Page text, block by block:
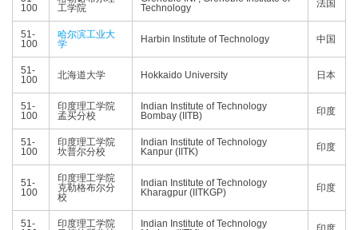
100
工学院
Technology
法国
51-
100
哈尔滨工业大
学
Harbin Institute of Technology 中国
51-
100
北海道大学 Hokkaido University 日本
51-
100
印度理工学院
孟买分校
Indian Institute of Technology
Bombay (IITB)
印度
51-
100
印度理工学院
坎普尔分校
Indian Institute of Technology
Kanpur (IITK)
印度
51-
100
印度理工学院
克勒格布尔分
校
Indian Institute of Technology
Kharagpur (IITKGP)
印度
51-
印度理工学院
Indian Institute of Technology